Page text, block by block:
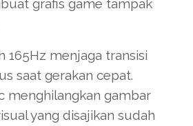
grafis game tampak
165Hz menjaga transisi
saat gerakan cepat.
menghilangkan gambar
yang disajikan sudah